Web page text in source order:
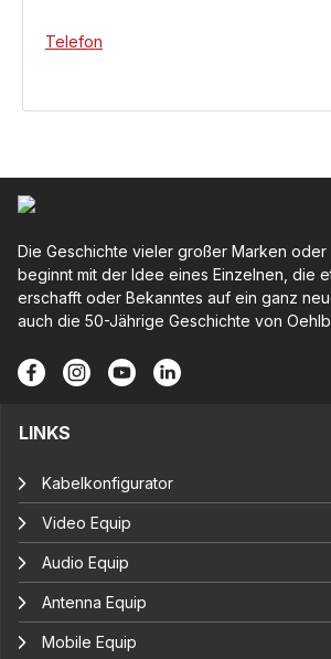
Telefon
Die Geschichte vieler großer Marken oder
beginnt mit der Idee eines Einzelnen, die
erschafft oder Bekanntes auf ein ganz
auch die 50-Jährige Geschichte von
LINKS
Kabelkonfigurator
Video Equip
Audio Equip
Antenna Equip
Mobile Equip